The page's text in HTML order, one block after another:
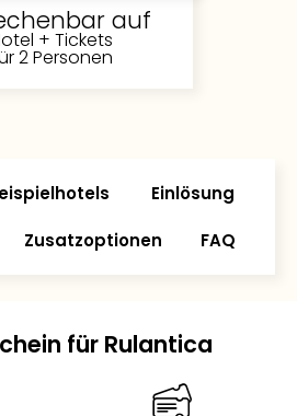
auf
+ Tickets
2 Personen
Einlösung
Zusatzoptionen FAQ
für Rulantica